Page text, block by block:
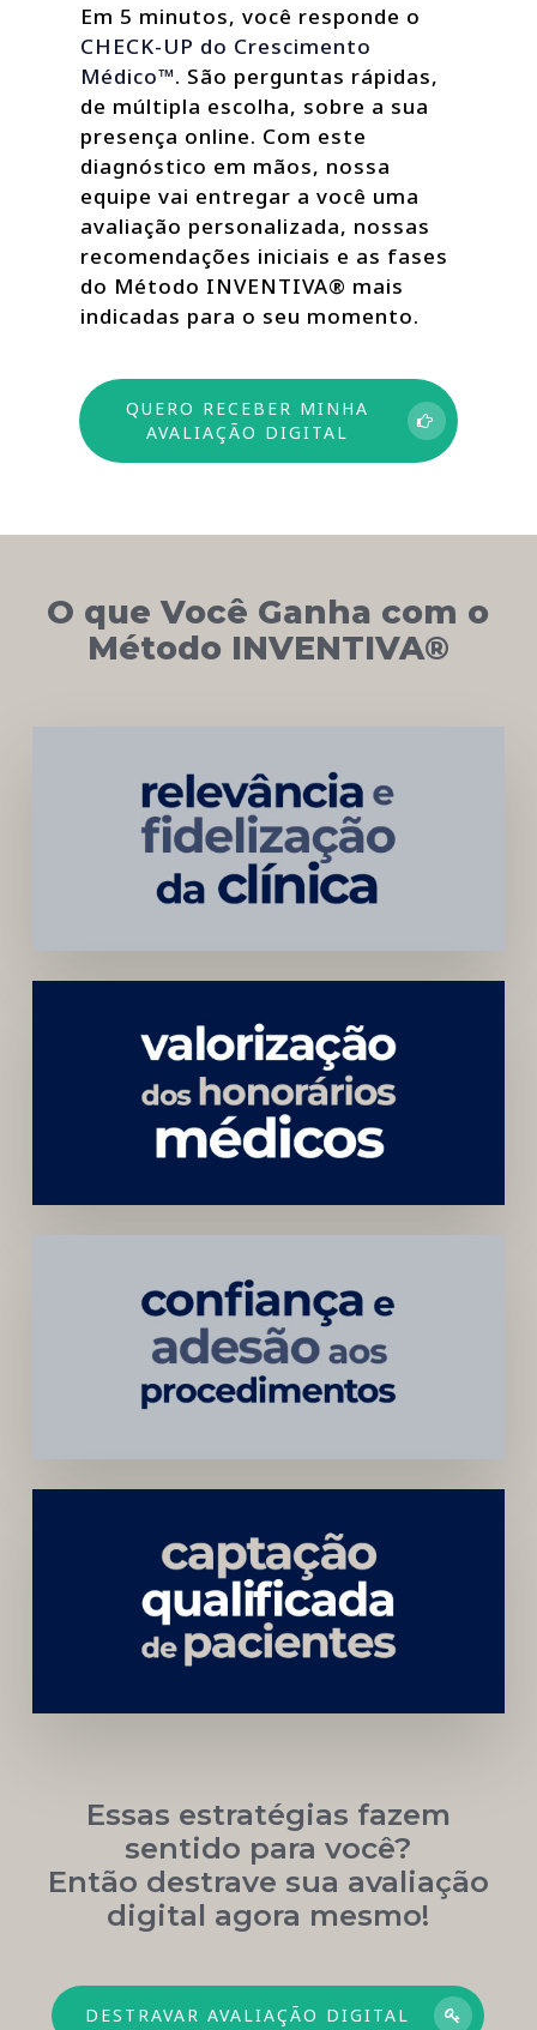
Em 5 minutos, você responde o
CHECK-UP do Crescimento
Médico™. São perguntas rápidas,
de múltipla escolha, sobre a sua
presença online. Com este
diagnóstico em mãos, nossa
equipe vai entregar a você uma
avaliação personalizada, nossas
recomendações iniciais e as fases
do Método INVENTIVA® mais
indicadas para o seu momento.
QUERO RECEBER MINHA
AVALIAÇÃO DIGITAL
O que Você Ganha com o
Método INVENTIVA®
Networking
e
Autoridade
Institucional
Menor
Dependência
de
Convênios
Construção
Sustentável
da
Marca
Carreira
Médica
Mais
Próspera
Essas estratégias fazem
sentido para você?
Então destrave sua avaliação
digital agora mesmo!
DESTRAVAR AVALIAÇÃO DIGITAL